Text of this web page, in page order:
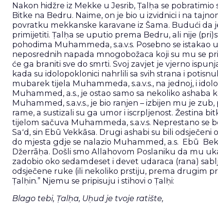
Nakon hidžre iz Mekke u Jesrib, Ṭalḥa se pobratimio
Bitke na Bedru. Naime, on je bio u izvidnici i na
povratku mekkanske karavane iz Šama. Budući
primijetiti. Ṭalḥa se uputio prema Bedru, ali nije
pohodima Muhammeda, s.a.v.s. Posebno se
neposrednih napada mnogobožaca koji su mu se
će ga braniti sve do smrti. Svoj zavjet je vjerno
kada su idolopoklonici nahrlili sa svih strana i
mubarek tijela Muhammeda, s.a.v.s., na jednoj, i
Muhammed, a.s., je ostao samo sa nekoliko
Muhammed, s.a.v.s., je bio ranjen – izbijen mu je
rame, a sustizali su ga umor i iscrpljenost. Žestina
tijelom sačuva Muhammeda, s.a.v.s. Neprestano
Saʻd, sin Ebū Vekkāsa. Drugi ashabi su bili
do mjesta gdje se nalazio Muhammed, a.s. Ebū
Džerrāḥa. Došli smo Allahovom Poslaniku da mu
zadobio oko sedamdeset i devet udaraca (rana)
odsječene ruke (ili nekoliko prstiju, prema drugim
Ṭalḥin.” Njemu se pripisuju i stihovi o Ṭalḥi:
Blago tebi, Ṭalḥa, Uḥud je tvoje ratište,